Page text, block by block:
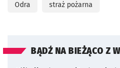
Odra straż pożarna
BĄDŹ NA BIEŻĄCO Z